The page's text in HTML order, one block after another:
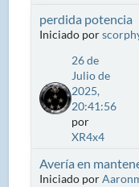
perdida potencia
Iniciado por
26 de
Julio de
2025,
20:41:56
por
XR4x4
Avería en
Iniciado por